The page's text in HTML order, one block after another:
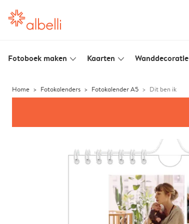
Fotoboek maken slim_arrow_down Kaarten slim_arrow_down Wanddecoratie
Home Fotokalenders Fotokalender A5 Dit ben ik